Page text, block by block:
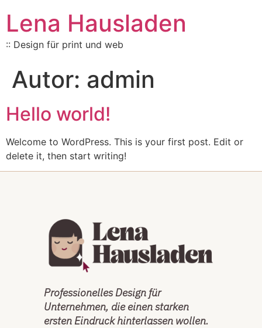
Lena Hausladen
:: Design für print und web
Autor: admin
Hello world!
Welcome to WordPress. This is your first post. Edit or
delete it, then start writing!
Professionelles Design für
Unternehmen, die einen starken
ersten Eindruck hinterlassen wollen.